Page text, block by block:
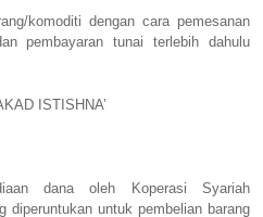
komoditi dengan cara pemesanan
pembayaran tunai terlebih dahulu
ISTISHNA’
dana oleh Koperasi Syariah
diperuntukan untuk pembelian barang